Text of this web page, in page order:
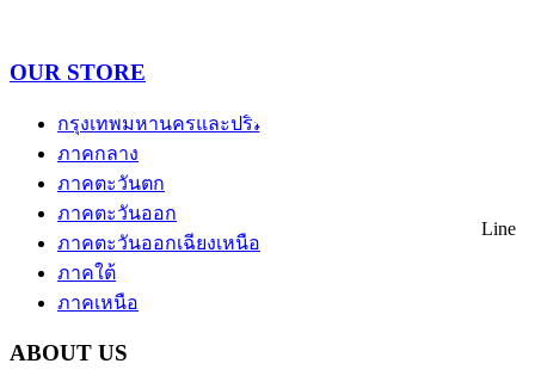
OUR STORE
กรุงเทพมหานครและปริมณฑล
ภาคกลาง
ภาคตะวันตก
ภาคตะวันออก
ภาคตะวันออกเฉียงเหนือ
ภาคใต้
ภาคเหนือ
ABOUT US
Line